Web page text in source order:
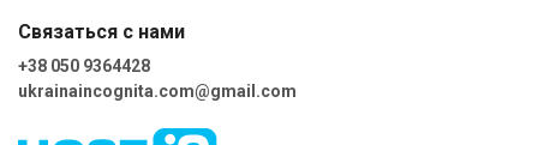
Связаться с нами
+38 050 9364428
ukrainaincognita.com@gmail.com